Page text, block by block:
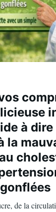
à
la
de la